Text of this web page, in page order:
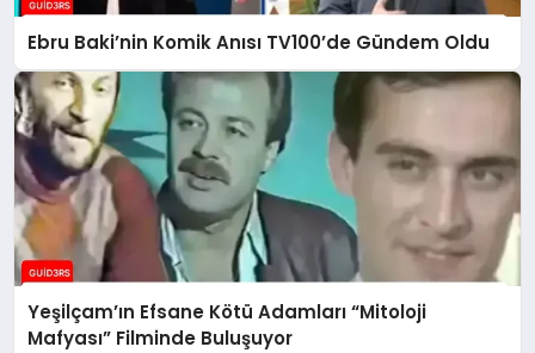
Ebru Baki’nin Komik Anısı TV100’de Gündem Oldu
Yeşilçam’ın Efsane Kötü Adamları “Mitoloji
Mafyası” Filminde Buluşuyor